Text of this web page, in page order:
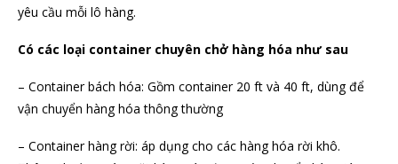
yêu cầu mỗi lô hàng.
Có các loại container chuyên chở hàng hóa như sau
– Container bách hóa: Gồm container 20 ft và 40 ft, dùng để
vận chuyển hàng hóa thông thường
– Container hàng rời: áp dụng cho các hàng hóa rời khô.